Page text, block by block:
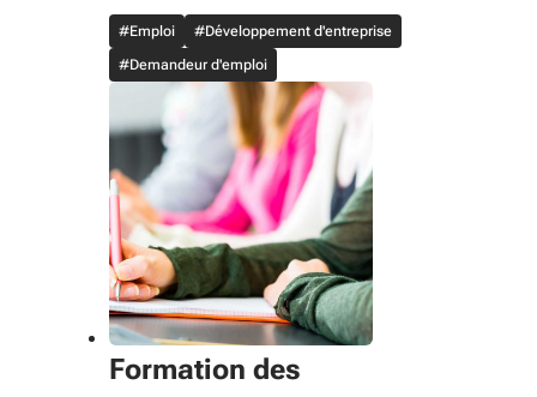
#Emploi
#Développement d'entreprise
#Demandeur d'emploi
Formation des